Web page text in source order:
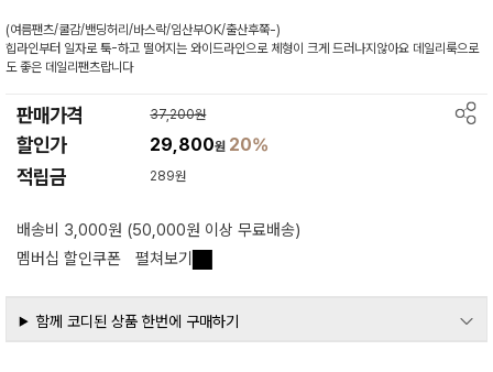
(여름팬츠/쿨감/밴딩허리/바스락/임산부OK/출산후쭉-)
힙라인부터 일자로 툭-하고 떨어지는 와이드라인으로 체형이 크게 드러나지않아요 데일리룩으로
도 좋은 데일리팬츠랍니다
판매가격 37,200원
할인가 29,800원 20%
적립금 289원
배송비 3,000원 (50,000원 이상 무료배송)
멤버십 할인쿠폰
펼쳐보기
함께 코디된 상품 한번에 구매하기